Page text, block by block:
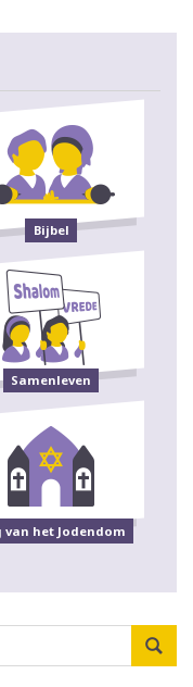
Bijbel
Samenleven
van het Jodendom